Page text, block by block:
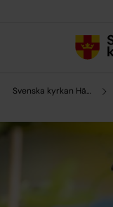
Svenska kyrkan Hägerstens församling